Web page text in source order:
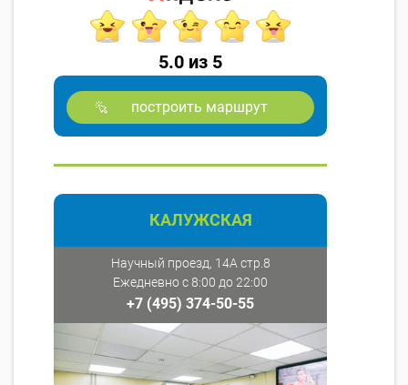
5.0 из 5
построить маршрут
КАЛУЖСКАЯ
Научный проезд, 14А стр.8
Ежедневно с 8:00 до 22:00
+7 (495) 374-50-55